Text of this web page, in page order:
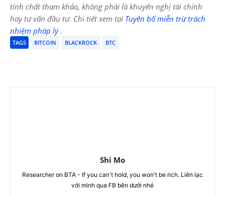
tính chất tham khảo, không phải là khuyến nghị tài chính
hay tư vấn đầu tư. Chi tiết xem tại Tuyên bố miễn trừ trách
nhiệm pháp lý.
TAGS BITCOIN BLACKROCK BTC
Shi Mo
Researcher on BTA - If you can't hold, you won't be rich. Liên lạc
với mình qua FB bên dưới nhé